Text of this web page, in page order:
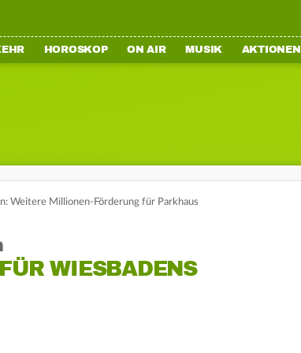
HOROSKOP ON AIR MUSIK AKTIONEN
Weitere Millionen-Förderung für Parkhaus
WIESBADENS